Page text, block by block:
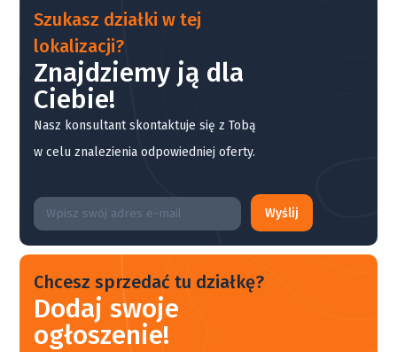
Szukasz działki w tej
lokalizacji?
Znajdziemy ją dla
Ciebie!
Nasz konsultant skontaktuje się z Tobą
w celu znalezienia odpowiedniej oferty.
Wyślij
Chcesz sprzedać tu działkę?
Dodaj swoje
ogłoszenie!